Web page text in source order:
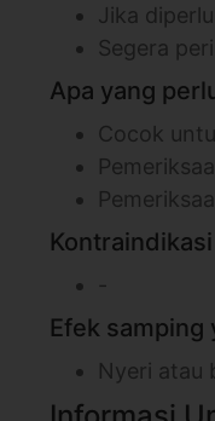
Jika
Segera
Apa yang
Cocok
Kontraindikasi
-
Efek
Nyeri atau